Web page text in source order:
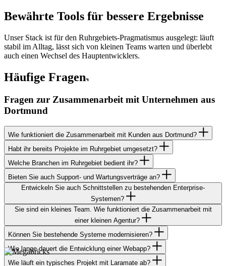
Bewährte Tools für bessere Ergebnisse
Unser Stack ist für den Ruhrgebiets-Pragmatismus ausgelegt: läuft
stabil im Alltag, lässt sich von kleinen Teams warten und überlebt
auch einen Wechsel des Hauptentwicklers.
Häufige Fragen
Fragen zur Zusammenarbeit mit Unternehmen aus
Dortmund
Wie funktioniert die Zusammenarbeit mit Kunden aus Dortmund?
Habt ihr bereits Projekte im Ruhrgebiet umgesetzt?
Welche Branchen im Ruhrgebiet bedient ihr?
Bieten Sie auch Support- und Wartungsverträge an?
Entwickeln Sie auch Schnittstellen zu bestehenden Enterprise-
Systemen?
Sie sind ein kleines Team. Wie funktioniert die Zusammenarbeit mit
einer kleinen Agentur?
Können Sie bestehende Systeme modernisieren?
Wie lange dauert die Entwicklung einer Webapp?
Wie läuft ein typisches Projekt mit Laramate ab?
Thomas Hamels